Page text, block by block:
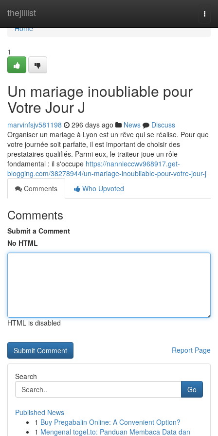
thejillist
Home
Home
1
Un mariage inoubliable pour
Votre Jour J
marvinfsjv581198 296 days ago News
Discuss
Organiser un mariage à Lyon est un rêve qui se réalise. Pour que
votre journée soit parfaite, il est important de choisir des
prestataires qualifiés. Parmi eux, le traiteur joue un rôle
fondamental : il s'occupe https://nannieccwv968917.get-
blogging.com/38278944/un-mariage-inoubliable-pour-votre-jour-j
Comments
Who Upvoted
Comments
Submit a Comment
No HTML
HTML is disabled
Report Page
Search
Go
Published News
1 Buy Pregabalin Online: A Convenient Option?
1 Mengenal togel.to: Panduan Membaca Data dan